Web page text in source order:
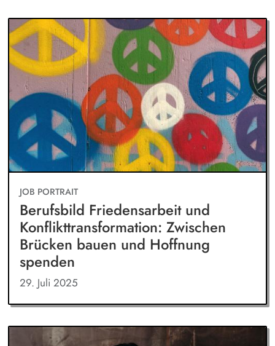
JOB PORTRAIT
Berufsbild Friedensarbeit und
Konflikttransformation: Zwischen
Brücken bauen und Hoffnung
spenden
29. Juli 2025